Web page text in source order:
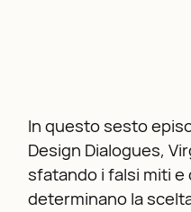
In questo sesto
Design Dialogues,
sfatando i falsi miti
determinano la